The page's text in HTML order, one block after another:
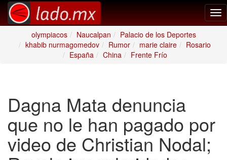
olympiacos
Naucalpan
Palacio de los Deportes
khabib nurmagomedov
Rumor marie claire
Rosario
España
China Frente Frío
Dagna Mata denuncia
que no le han pagado por
video de Christian Nodal;